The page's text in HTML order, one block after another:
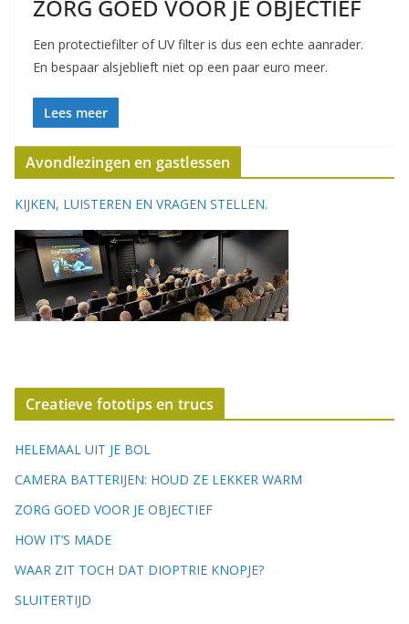
ZORG GOED VOOR JE OBJECTIEF
Een protectiefilter of UV filter is dus een echte aanrader.
En bespaar alsjeblieft niet op een paar euro meer.
Lees meer
Avondlezingen en gastlessen
KIJKEN, LUISTEREN EN VRAGEN STELLEN.
Creatieve fototips en trucs
HELEMAAL UIT JE BOL
CAMERA BATTERIJEN: HOUD ZE LEKKER WARM
ZORG GOED VOOR JE OBJECTIEF
HOW IT’S MADE
WAAR ZIT TOCH DAT DIOPTRIE KNOPJE?
SLUITERTIJD